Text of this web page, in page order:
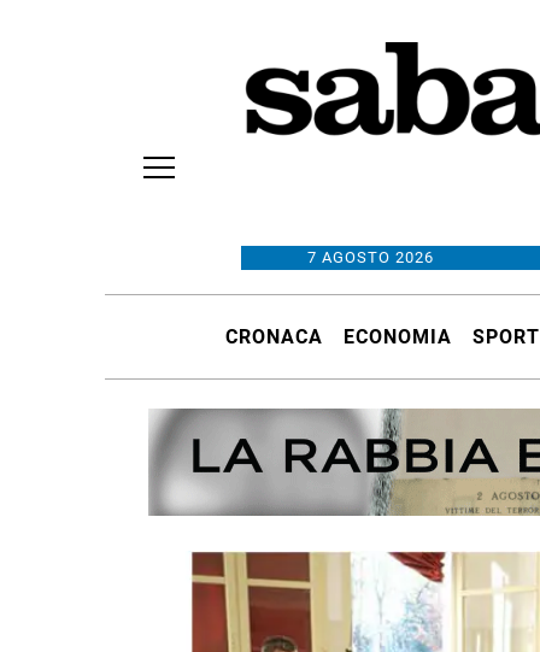
7 AGOSTO 2026
CRONACA ECONOMIA SPORT